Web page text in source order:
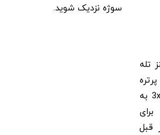
سوژه نزدیک شوید.
تله
خود را نشان می دهد. لنز 3x به
قبل